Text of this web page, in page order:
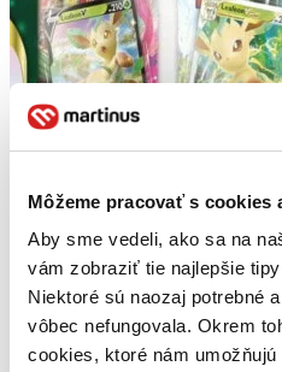
Môžeme pracovať s cookies
Aby sme vedeli, ako sa na
vám zobraziť tie najlepšie
Niektoré sú naozaj potrebné
vôbec nefungovala. Okrem
cookies, ktoré nám
Pokémon Special Collection
CZ
Zberateľský Pokémon box